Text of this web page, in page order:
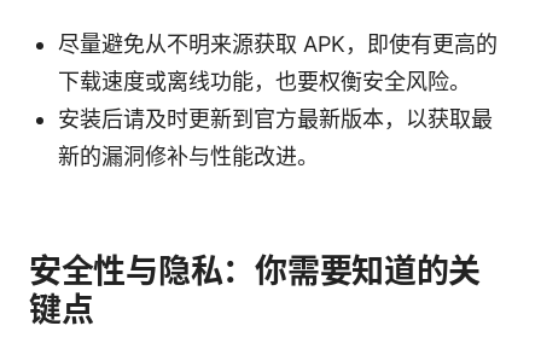
尽量避免从不明来源获取 APK，即使有更高的
下载速度或离线功能，也要权衡安全风险。
安装后请及时更新到官方最新版本，以获取最
新的漏洞修补与性能改进。
安全性与隐私：你需要知道的关
键点